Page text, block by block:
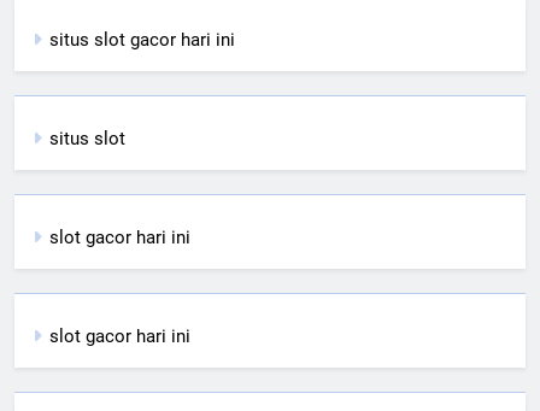
situs slot gacor hari ini
situs slot
slot gacor hari ini
slot gacor hari ini